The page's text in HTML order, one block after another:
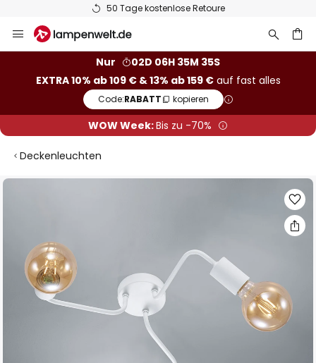
50 Tage kostenlose Retoure
Inhalt
Nur
02D 06H 35M 34S
EXTRA 10% ab 109 € & 13% ab 159 €auf fast alles
Code:RABATT kopieren
WOW Week:Bis zu -70%
Deckenleuchten
Zum
Bildgalerie
springen